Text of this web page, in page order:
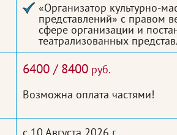
«Организатор культурно-
представлений» с правом
сфере организации и
театрализованных
6400 / 8400 руб.
Возможна оплата частями!